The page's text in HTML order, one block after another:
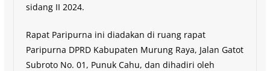
sidang II 2024.
Rapat Paripurna ini diadakan di ruang rapat
Paripurna DPRD Kabupaten Murung Raya, Jalan Gatot
Subroto No. 01, Punuk Cahu, dan dihadiri oleh